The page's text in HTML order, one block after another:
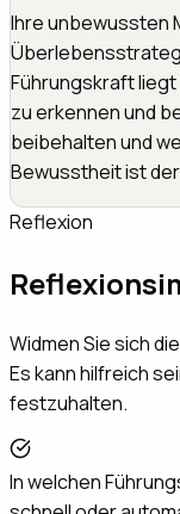
Ihre unbewussten
Führungskraft
zu erkennen und
beibehalten und
Bewusstheit ist
Reflexion
Widmen Sie sich
Es kann hilfreich
festzuhalten.
In welchen